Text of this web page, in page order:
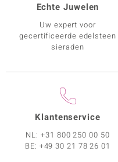
Echte Juwelen
Uw expert voor
gecertificeerde edelsteen
sieraden
Klantenservice
NL:+31 800 250 00 50
BE: +49 30 21 78 26 01